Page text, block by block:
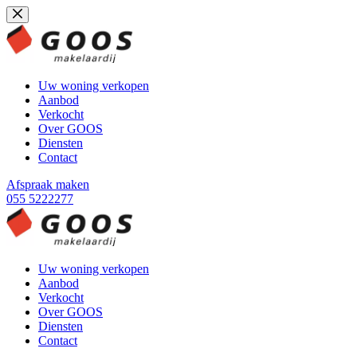
Ga
naar
de
inhoud
Uw woning verkopen
Aanbod
Verkocht
Over GOOS
Diensten
Contact
Afspraak maken
055 5222277
Uw woning verkopen
Aanbod
Verkocht
Over GOOS
Diensten
Contact